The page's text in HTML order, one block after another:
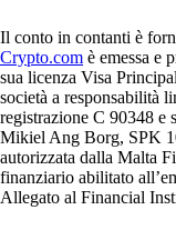
Il conto in contanti è
Crypto.com è emessa e
sua licenza Visa
società a responsabilità
registrazione C 90348 e
Mikiel Ang Borg, SPK
autorizzata dalla Malta
finanziario abilitato
Allegato al Financial